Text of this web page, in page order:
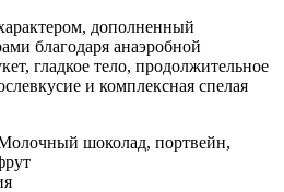
дополненный
благодаря анаэробной
гладкое тело, продолжительное
и комплексная спелая
шоколад, портвейн,